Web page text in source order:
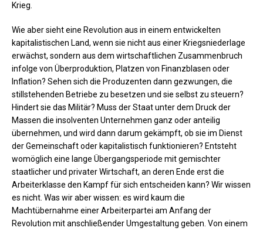
Krieg.
Wie aber sieht eine Revolution aus in einem entwickelten
kapitalistischen Land, wenn sie nicht aus einer Kriegsniederlage
erwächst, sondern aus dem wirtschaftlichen Zusammenbruch
infolge von Überproduktion, Platzen von Finanzblasen oder
Inflation? Sehen sich die Produzenten dann gezwungen, die
stillstehenden Betriebe zu besetzen und sie selbst zu steuern?
Hindert sie das Militär? Muss der Staat unter dem Druck der
Massen die insolventen Unternehmen ganz oder anteilig
übernehmen, und wird dann darum gekämpft, ob sie im Dienst
der Gemeinschaft oder kapitalistisch funktionieren? Entsteht
womöglich eine lange Übergangsperiode mit gemischter
staatlicher und privater Wirtschaft, an deren Ende erst die
Arbeiterklasse den Kampf für sich entscheiden kann? Wir wissen
es nicht. Was wir aber wissen: es wird kaum die
Machtübernahme einer Arbeiterpartei am Anfang der
Revolution mit anschließender Umgestaltung geben. Von einem